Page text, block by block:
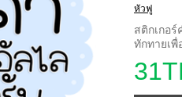
หัวฟู
สติกเกอ
ทักทายเ